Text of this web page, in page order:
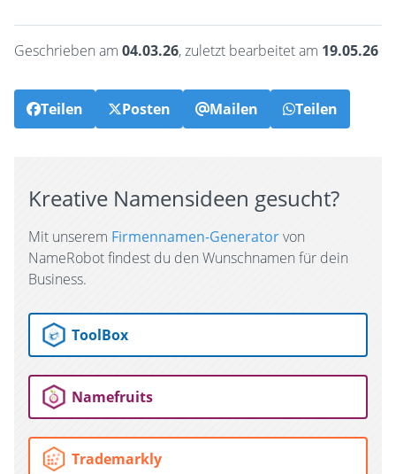
Geschrieben am 04.03.26, zuletzt bearbeitet am 19.05.26
Teilen Posten Mailen Teilen
Kreative Namensideen gesucht?
Mit unserem Firmennamen-Generatorvon
NameRobot findest du den Wunschnamen für dein
Business.
ToolBox
Namefruits
Trademarkly